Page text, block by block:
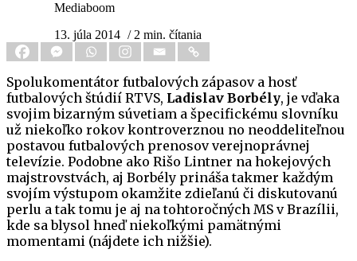
Mediaboom
13. júla 2014 / 2 min. čítania
Spolukomentátor futbalových zápasov a hosť
futbalových štúdií RTVS, Ladislav Borbély, je vďaka
svojim bizarným súvetiam a špecifickému slovníku
už niekoľko rokov kontroverznou no neoddeliteľnou
postavou futbalových prenosov verejnoprávnej
televízie. Podobne ako Rišo Lintner na hokejových
majstrovstvách, aj Borbély prináša takmer každým
svojím výstupom okamžite zdieľanú či diskutovanú
perlu a tak tomu je aj na tohtoročných MS v Brazílii,
kde sa blysol hneď niekoľkými pamätnými
momentami (nájdete ich nižšie).